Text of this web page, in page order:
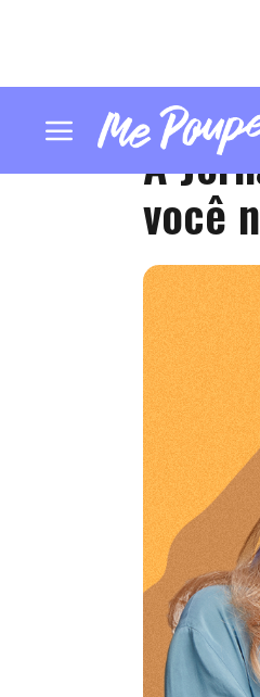
A
você